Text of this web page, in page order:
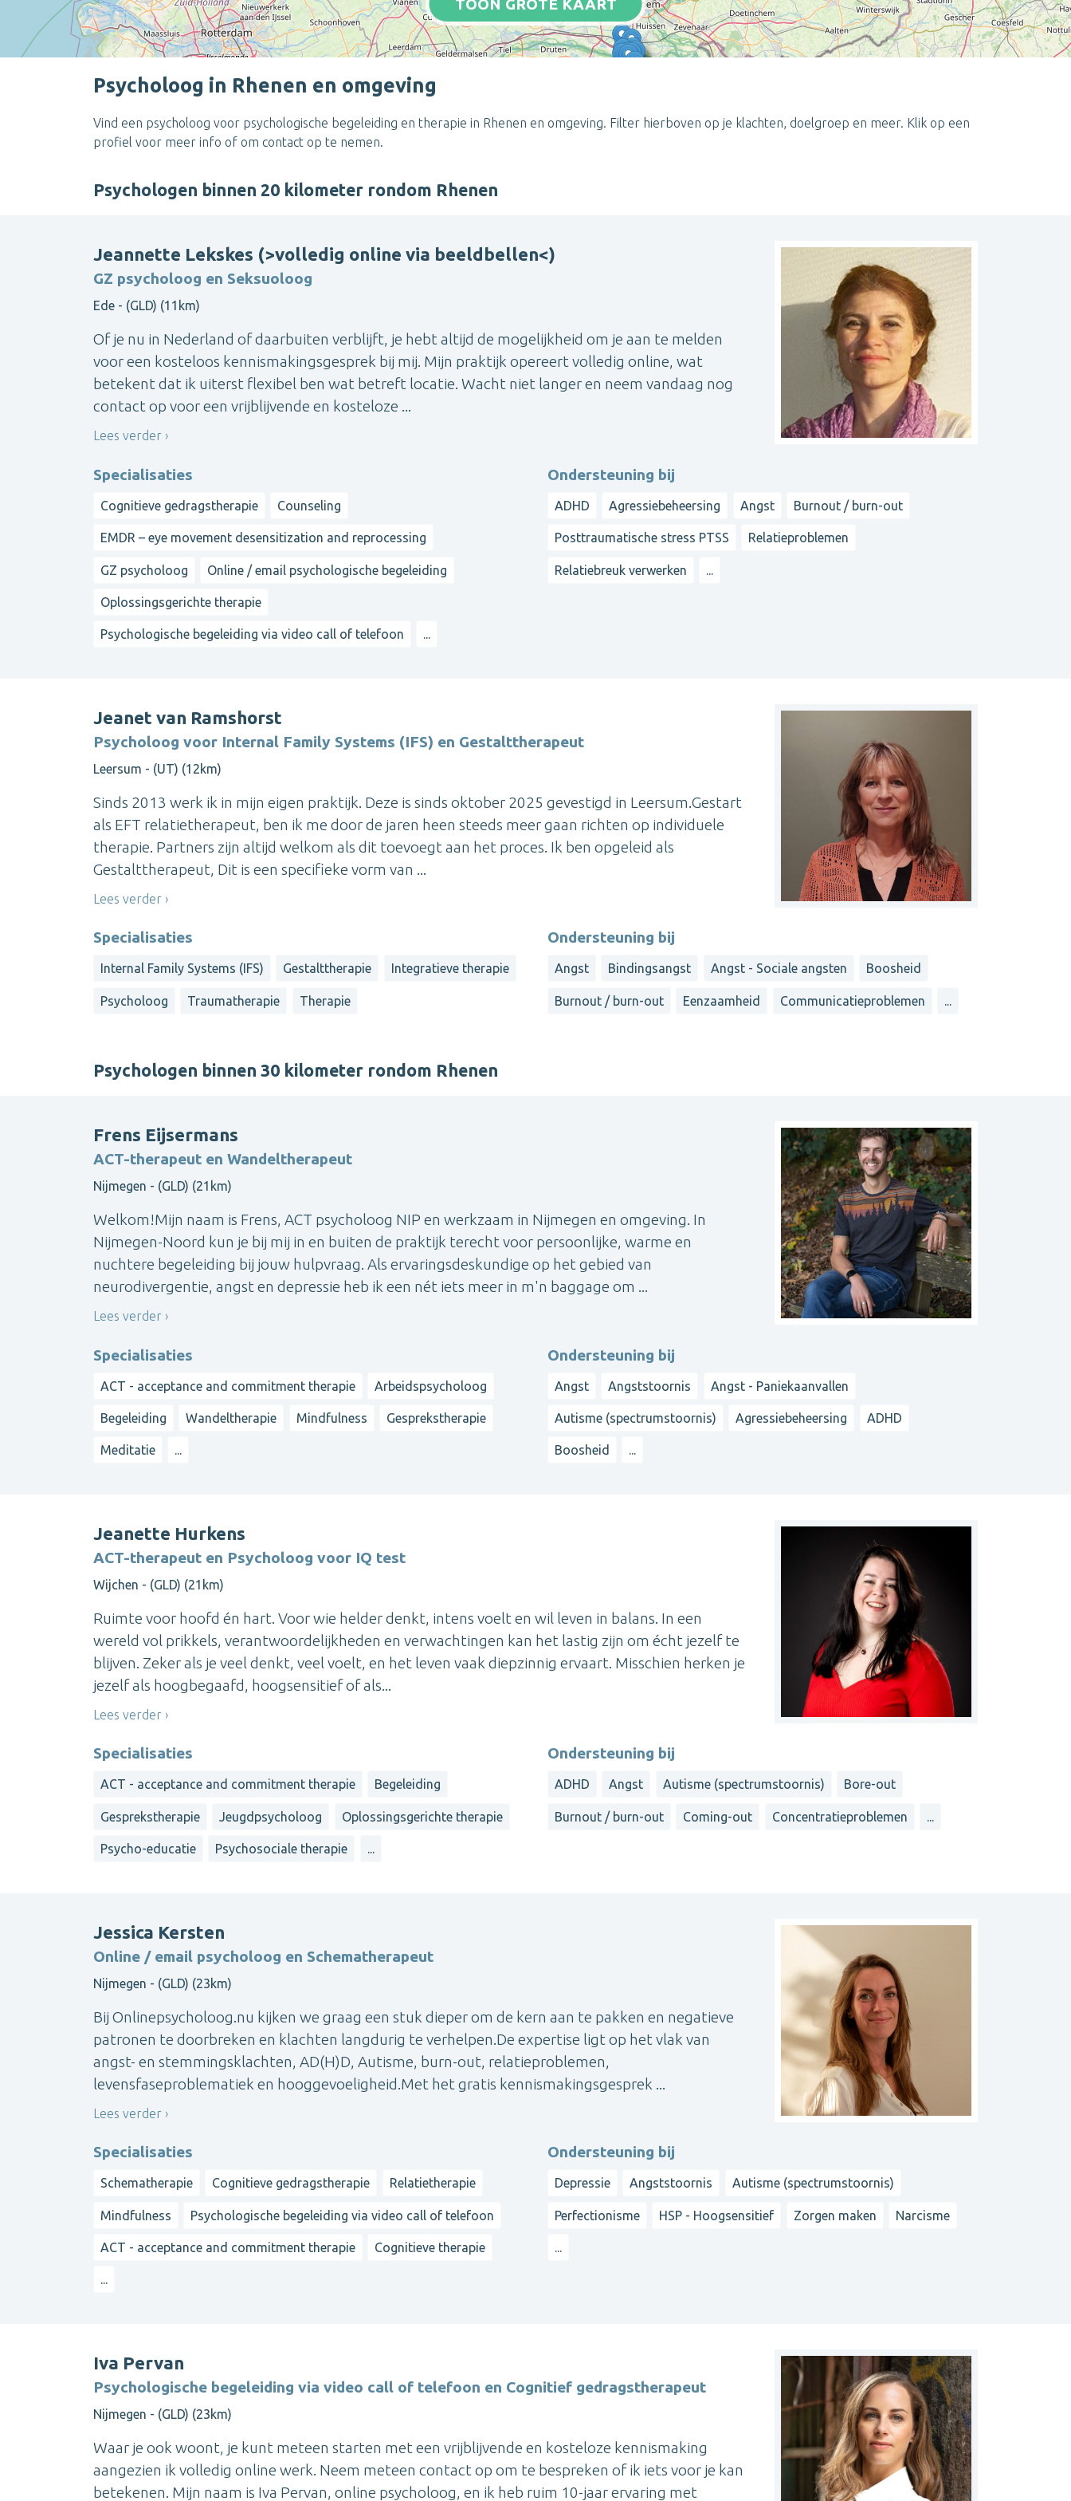
TOON GROTE KAART
Psycholoog in Rhenen en omgeving
Vind een psycholoog voor psychologische begeleiding en therapie in Rhenen en omgeving. Filter hierboven op je klachten, doelgroep en meer. Klik op een
profiel voor meer info of om contact op te nemen.
Psychologen binnen 20 kilometer rondom Rhenen
Jeannette Lekskes (>volledig online via beeldbellen<)
GZ psycholoog en Seksuoloog
Ede - (GLD) (11km)
Of je nu in Nederland of daarbuiten verblijft, je hebt altijd de mogelijkheid om je aan te melden
voor een kosteloos kennismakingsgesprek bij mij. Mijn praktijk opereert volledig online, wat
betekent dat ik uiterst flexibel ben wat betreft locatie. Wacht niet langer en neem vandaag nog
contact op voor een vrijblijvende en kosteloze ...
Lees verder
Specialisaties
Cognitieve gedragstherapie Counseling
EMDR – eye movement desensitization and reprocessing
GZ psycholoog Online / email psychologische begeleiding
Oplossingsgerichte therapie
Psychologische begeleiding via video call of telefoon ...
Ondersteuning bij
ADHD Agressiebeheersing Angst Burnout / burn-out
Posttraumatische stress PTSS Relatieproblemen
Relatiebreuk verwerken
Jeanet van Ramshorst
Psycholoog voor Internal Family Systems (IFS) en Gestalttherapeut
Leersum - (UT) (12km)
Sinds 2013 werk ik in mijn eigen praktijk. Deze is sinds oktober 2025 gevestigd in Leersum.Gestart
als EFT relatietherapeut, ben ik me door de jaren heen steeds meer gaan richten op individuele
therapie. Partners zijn altijd welkom als dit toevoegt aan het proces. Ik ben opgeleid als
Gestalttherapeut, Dit is een specifieke vorm van ...
Lees verder
Specialisaties
Internal Family Systems (IFS) Gestalttherapie Integratieve therapie
Psycholoog Traumatherapie Therapie
Ondersteuning bij
Angst Bindingsangst Angst - Sociale angsten Boosheid
Burnout / burn-out Eenzaamheid Communicatieproblemen ...
Psychologen binnen 30 kilometer rondom Rhenen
Frens Eijsermans
ACT-therapeut en Wandeltherapeut
Nijmegen - (GLD) (21km)
Welkom!Mijn naam is Frens, ACT psycholoog NIP en werkzaam in Nijmegen en omgeving. In
Nijmegen-Noord kun je bij mij in en buiten de praktijk terecht voor persoonlijke, warme en
nuchtere begeleiding bij jouw hulpvraag. Als ervaringsdeskundige op het gebied van
neurodivergentie, angst en depressie heb ik een nét iets meer in m'n baggage om ...
Lees verder
Specialisaties
ACT - acceptance and commitment therapie Arbeidspsycholoog
Begeleiding Wandeltherapie Mindfulness Gesprekstherapie
Meditatie ...
Ondersteuning bij
Angst Angststoornis Angst - Paniekaanvallen
Autisme (spectrumstoornis) Agressiebeheersing ADHD
Boosheid ...
Jeanette Hurkens
ACT-therapeut en Psycholoog voor IQ test
Wijchen - (GLD) (21km)
Ruimte voor hoofd én hart. Voor wie helder denkt, intens voelt en wil leven in balans. In een
wereld vol prikkels, verantwoordelijkheden en verwachtingen kan het lastig zijn om écht jezelf te
blijven. Zeker als je veel denkt, veel voelt, en het leven vaak diepzinnig ervaart. Misschien herken je
jezelf als hoogbegaafd, hoogsensitief of als...
Lees verder
Specialisaties
ACT - acceptance and commitment therapie Begeleiding
Gesprekstherapie Jeugdpsycholoog Oplossingsgerichte therapie
Psycho-educatie Psychosociale therapie ...
Ondersteuning bij
ADHD Angst Autisme (spectrumstoornis) Bore-out
Burnout / burn-out Coming-out Concentratieproblemen ...
Jessica Kersten
Online / email psycholoog en Schematherapeut
Nijmegen - (GLD) (23km)
Bij Onlinepsycholoog.nu kijken we graag een stuk dieper om de kern aan te pakken en negatieve
patronen te doorbreken en klachten langdurig te verhelpen.De expertise ligt op het vlak van
angst- en stemmingsklachten, AD(H)D, Autisme, burn-out, relatieproblemen,
levensfaseproblematiek en hooggevoeligheid.Met het gratis kennismakingsgesprek ...
Lees verder
Specialisaties
Schematherapie Cognitieve gedragstherapie Relatietherapie
Mindfulness Psychologische begeleiding via video call of telefoon
ACT - acceptance and commitment therapie Cognitieve therapie
...
Ondersteuning bij
Depressie Angststoornis Autisme (spectrumstoornis)
Perfectionisme HSP - Hoogsensitief Zorgen maken Narcisme
...
Iva Pervan
Psychologische begeleiding via video call of telefoon en Cognitief gedragstherapeut
Nijmegen - (GLD) (23km)
Waar je ook woont, je kunt meteen starten met een vrijblijvende en kosteloze kennismaking
aangezien ik volledig online werk. Neem meteen contact op om te bespreken of ik iets voor je kan
betekenen. Mijn naam is Iva Pervan, online psycholoog, en ik heb ruim 10-jaar ervaring met